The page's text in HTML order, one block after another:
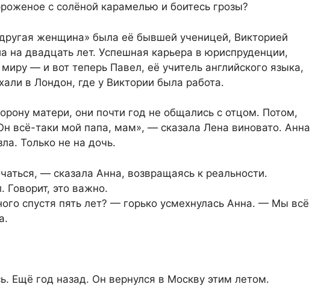
с солёной карамелью и боитесь грозы?
женщина» была её бывшей ученицей, Викторией
на двадцать лет. Успешная карьера в юриспруденции,
— и вот теперь Павел, её учитель английского языка,
в Лондон, где у Виктории была работа.
матери, они почти год не общались с отцом. Потом,
всё-таки мой папа, мам», — сказала Лена виновато. Анна
Только не на дочь.
— сказала Анна, возвращаясь к реальности.
это важно.
спустя пять лет? — горько усмехнулась Анна. — Мы всё
Ещё год назад. Он вернулся в Москву этим летом.